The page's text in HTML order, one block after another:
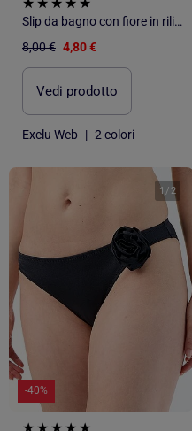
Slip da bagno con fiore in rilievo
8,00 € 4,80 €
Vedi prodotto
Exclu Web | 2 colori
1 / 2
-40%